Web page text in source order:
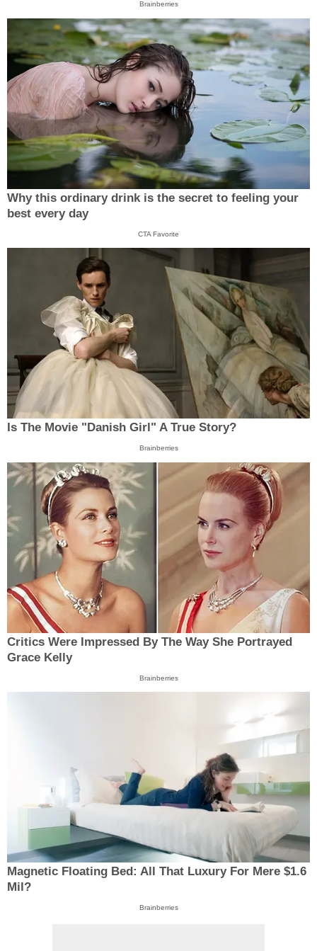
Brainberries
Why this ordinary drink is the secret to feeling your
best every day
CTA Favorite
Is The Movie "Danish Girl" A True Story?
Brainberries
Critics Were Impressed By The Way She Portrayed
Grace Kelly
Brainberries
Magnetic Floating Bed: All That Luxury For Mere $1.6
Mil?
Brainberries